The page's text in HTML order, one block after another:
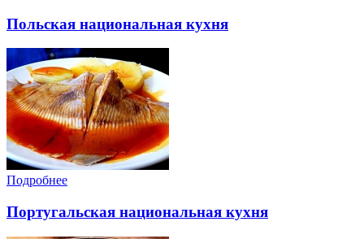
Польская национальная кухня
Подробнее
Португальская национальная кухня